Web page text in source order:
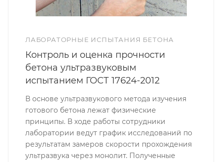
ЛАБОРАТОРНЫЕ ИСПЫТАНИЯ БЕТОНА
Контроль и оценка прочности
бетона ультразвуковым
испытанием ГОСТ 17624-2012
В основе ультразвукового метода изучения
готового бетона лежат физические
принципы. В ходе работы сотрудники
лаборатории ведут график исследований по
результатам замеров скорости прохождения
ультразвука через монолит. Полученные